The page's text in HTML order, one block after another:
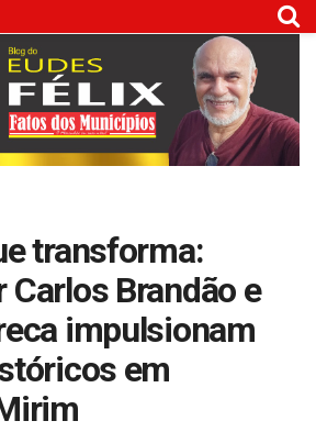
transforma:
Carlos Brandão e
impulsionam
em